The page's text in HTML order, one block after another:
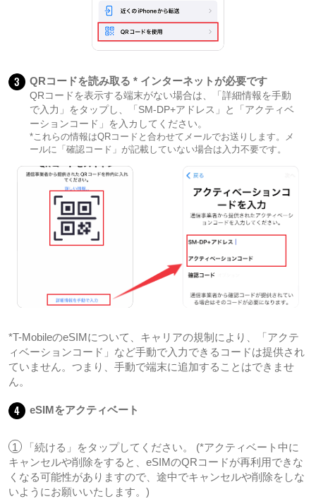
3 QRコードを読み取る * インターネットが必要です
QRコードを表示する端末がない場合は、「詳細情報を手動
で入力」をタップし、「SM-DP+アドレス」と「アクティベ
ーションコード」を入カしてください。
*これらの情報はQRコードと合わせてメールでお送りします。メ
ールに「確認コード」が記載していない場合は入力不要です。
*T-MobileのeSIMについて、キャリアの規制により、「アクテ
ィベーションコード」など手動で入力できるコードは提供され
ていません。つまり、手動で端末に追加することはできませ
ん。
4 eSIMをアクティベート
1
「続ける」をタップしてください。 (*アクティベート中に
キャンセルや削除をすると、eSIMのQRコードが再利用できな
くなる可能性がありますので、途中でキャンセルや削除をしな
いようにお願いいたします。)